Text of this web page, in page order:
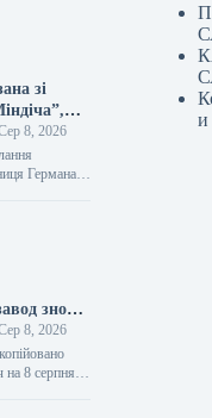
зі
у
8, 2026
Германа
обійняла
знову
8, 2026
8 серпня у
и